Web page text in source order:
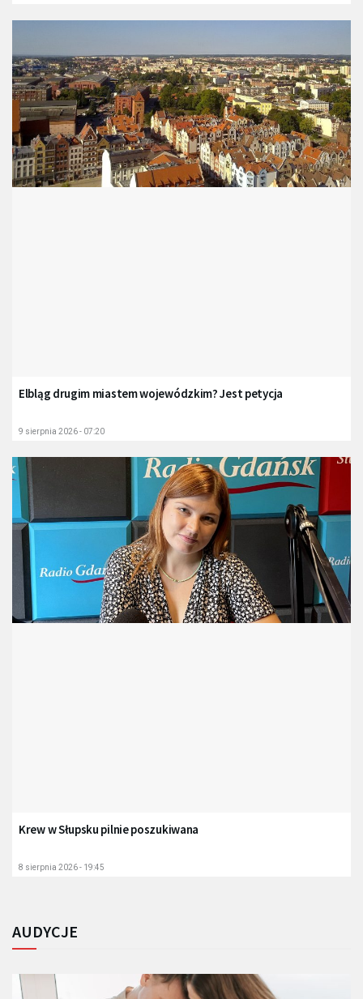
Elbląg drugim miastem wojewódzkim? Jest petycja
9 sierpnia 2026 - 07:20
Krew w Słupsku pilnie poszukiwana
8 sierpnia 2026 - 19:45
AUDYCJE